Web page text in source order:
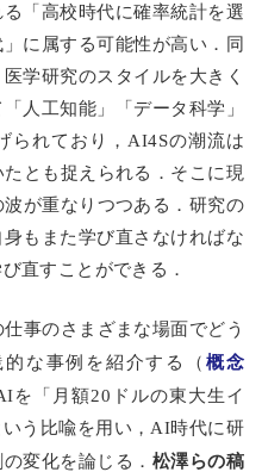
「高校時代に確率統計を選
に属する可能性が高い．同
学研究のスタイルを大きく
人工知能」「データ科学」
られており，AI4Sの潮流は
とも捉えられる．そこに現
が重なりつつある．研究の
もまた学び直さなければな
直すことができる．
事のさまざまな場面でどう
な事例を紹介する（ 概念
を「月額20ドルの東大生イ
う比喩を用い，AI時代に研
変化を論じる． 松澤らの稿